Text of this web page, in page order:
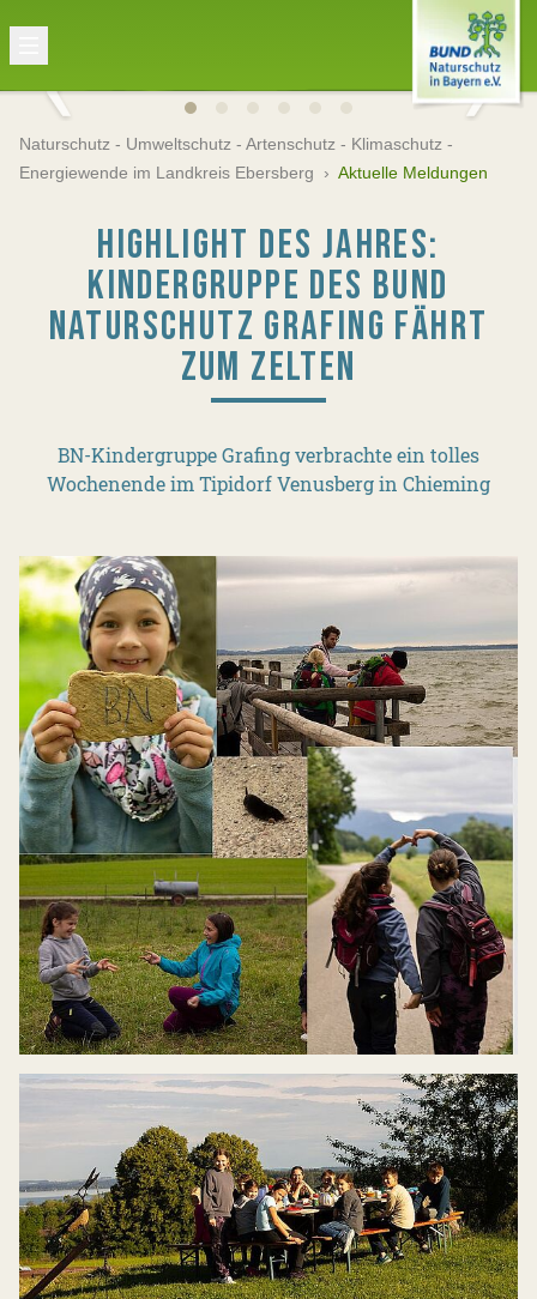
Naturschutz - Umweltschutz - Artenschutz - Klimaschutz -
Energiewende im Landkreis Ebersberg › Aktuelle Meldungen
HIGHLIGHT DES JAHRES:
KINDERGRUPPE DES BUND
NATURSCHUTZ GRAFING FÄHRT
ZUM ZELTEN
BN-Kindergruppe Grafing verbrachte ein tolles
Wochenende im Tipidorf Venusberg in Chieming